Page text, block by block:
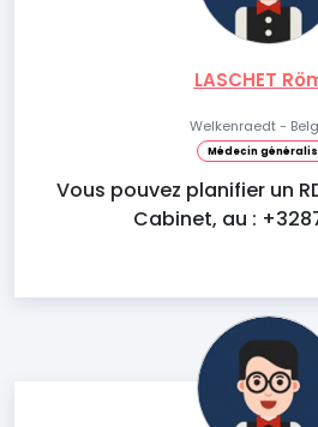
LASCHET
Welkenraedt -
Médecin
Vous pouvez planifier un
Cabinet, au :